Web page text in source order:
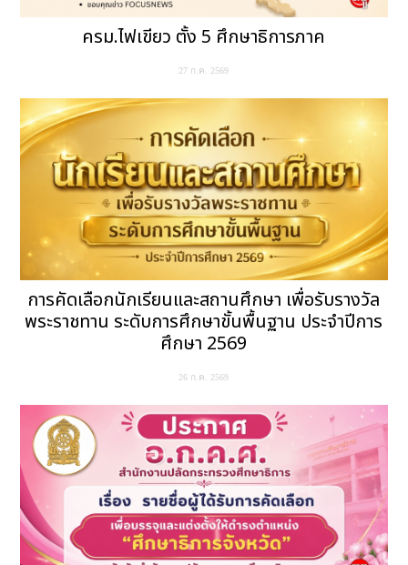
ครม.ไฟเขียว ตั้ง 5 ศึกษาธิการภาค
27 ก.ค. 2569
การคัดเลือกนักเรียนและสถานศึกษา เพื่อรับรางวัล
พระราชทาน ระดับการศึกษาขั้นพื้นฐาน ประจำปีการ
ศึกษา 2569
26 ก.ค. 2569